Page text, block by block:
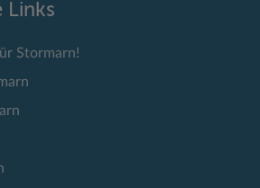
Links
Stormarn!